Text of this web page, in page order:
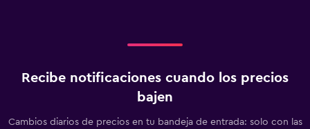
Recibe notificaciones cuando los precios
bajen
Cambios diarios de precios en tu bandeja de entrada: solo con las